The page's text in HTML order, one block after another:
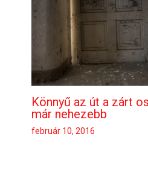
Könnyű az út a zárt
már nehezebb
február 10, 2016